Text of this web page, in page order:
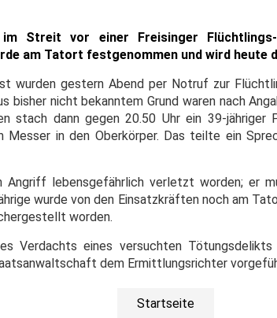
Streit vor einer Freisinger
am Tatort festgenommen und wird
wurden gestern Abend per Notruf zur
bisher nicht bekanntem Grund waren nach
stach dann gegen 20.50 Uhr ein 39-jähriger
Messer in den Oberkörper. Das teilte ein
Angriff lebensgefährlich verletzt worden; er
wurde von den Einsatzkräften noch am
worden.
Verdachts eines versuchten
dem Ermittlungsrichter
Startseite